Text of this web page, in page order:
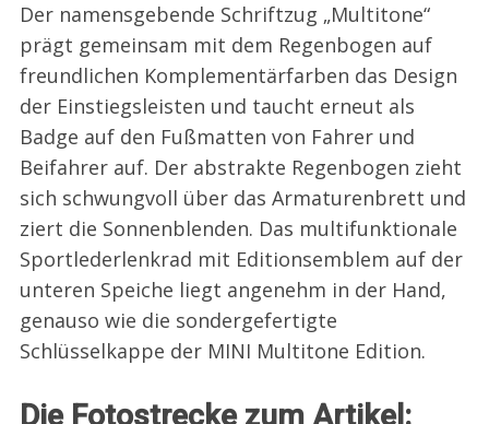
Der namensgebende Schriftzug „Multitone“
prägt gemeinsam mit dem Regenbogen auf
freundlichen Komplementärfarben das Design
der Einstiegsleisten und taucht erneut als
Badge auf den Fußmatten von Fahrer und
Beifahrer auf. Der abstrakte Regenbogen zieht
sich schwungvoll über das Armaturenbrett und
ziert die Sonnenblenden. Das multifunktionale
Sportlederlenkrad mit Editionsemblem auf der
unteren Speiche liegt angenehm in der Hand,
genauso wie die sondergefertigte
Schlüsselkappe der MINI Multitone Edition.
Die Fotostrecke zum Artikel: